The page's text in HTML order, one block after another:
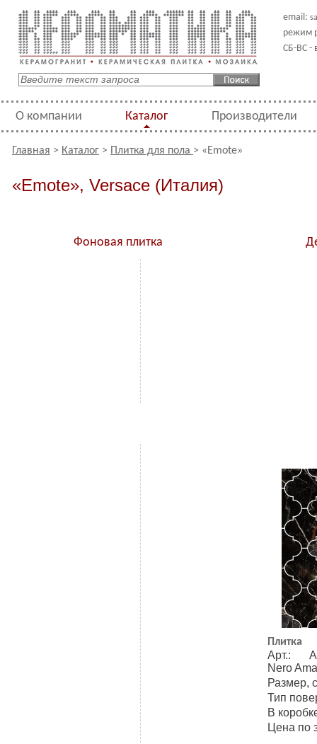
email:
режим
СБ-ВС -
О компании Каталог Производители
Главная > Каталог > Плитка для пола > «Emote»
«Emote», Versace (Италия)
Фоновая плитка
Плитка
Арт.:
Nero
Размер,
Тип
В
Цена по